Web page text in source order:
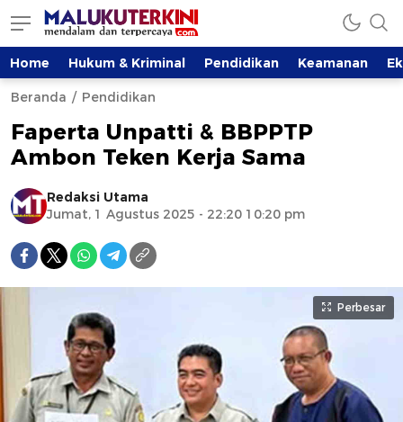
Home Hukum & Kriminal Pendidikan Keamanan
Beranda Pendidikan
Faperta Unpatti & BBPPTP
Ambon Teken Kerja Sama
Redaksi Utama
Jumat, 1 Agustus 2025 - 22:20 10:20 pm
Perbesar